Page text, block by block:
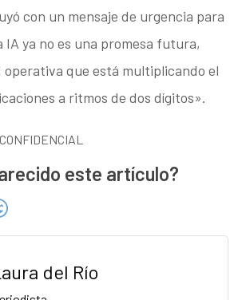
con un mensaje de urgencia para
IA ya no es una promesa futura,
operativa que está multiplicando el
a ritmos de dos dígitos».
este artículo?
del Río